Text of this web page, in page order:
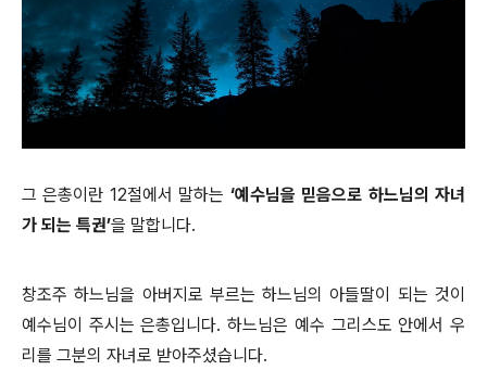
그 은총이란 12절에서 말하는 ‘예수님을 믿음으로 하느님의 자녀
가 되는 특권’을 말합니다.
창조주 하느님을 아버지로 부르는 하느님의 아들딸이 되는 것이
예수님이 주시는 은총입니다. 하느님은 예수 그리스도 안에서 우
리를 그분의 자녀로 받아주셨습니다.